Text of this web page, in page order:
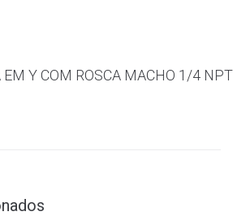
EM Y COM ROSCA MACHO 1/4